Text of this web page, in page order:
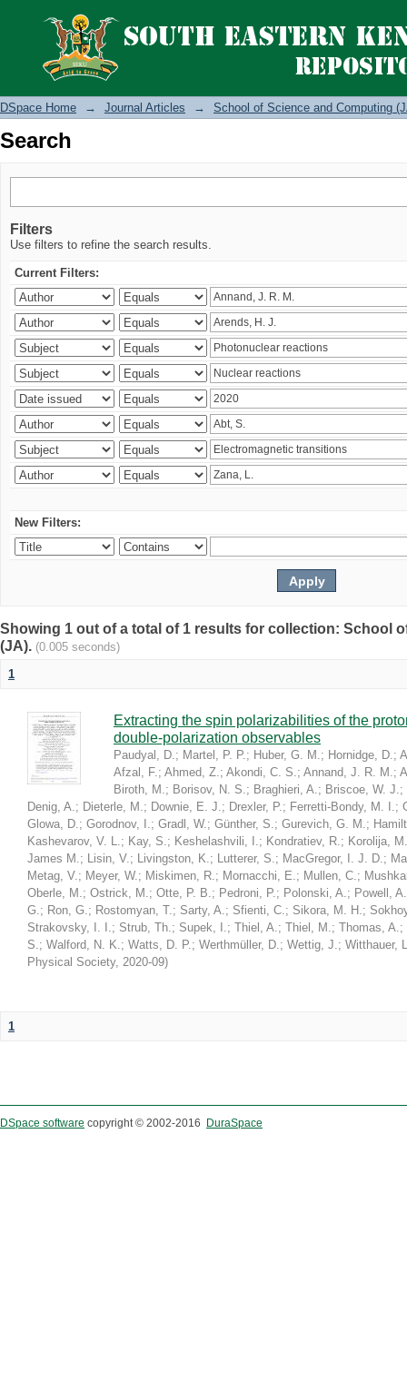
Search
DSpace Home → Journal Articles → School of Science and Computing
Search
Filters
Use filters to refine the search results.
Current Filters:
New Filters:
Showing 1 out of a total of 1 results for collection: School
(JA). (0.005 seconds)
1
Extracting the spin polarizabilities of the
double-polarization observables
Paudyal, D.; Martel, P. P.; Huber, G. M.; Hornidge, D.;
Afzal, F.; Ahmed, Z.; Akondi, C. S.; Annand, J. R. M.;
Biroth, M.; Borisov, N. S.; Braghieri, A.; Briscoe, W. J.;
Denig, A.; Dieterle, M.; Downie, E. J.; Drexler, P.; Ferretti-Bondy, M. I.;
Glowa, D.; Gorodnov, I.; Gradl, W.; Günther, S.; Gurevich, G. M.;
Kashevarov, V. L.; Kay, S.; Keshelashvili, I.; Kondratiev, R.; Korolija, M.
James M.; Lisin, V.; Livingston, K.; Lutterer, S.; MacGregor, I. J. D.;
Metag, V.; Meyer, W.; Miskimen, R.; Mornacchi, E.; Mullen, C.;
Oberle, M.; Ostrick, M.; Otte, P. B.; Pedroni, P.; Polonski, A.; Powell, A.
G.; Ron, G.; Rostomyan, T.; Sarty, A.; Sfienti, C.; Sikora, M. H.;
Strakovsky, I. I.; Strub, Th.; Supek, I.; Thiel, A.; Thiel, M.; Thomas, A.;
S.; Walford, N. K.; Watts, D. P.; Werthmüller, D.; Wettig, J.; Witthauer,
Physical Society, 2020-09)
1
DSpace software copyright © 2002-2016 DuraSpace